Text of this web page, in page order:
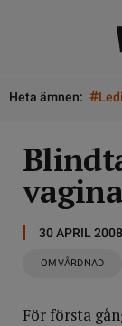
Heta ämnen: #
30 APRIL 2008
OMVÅRDNAD
För första